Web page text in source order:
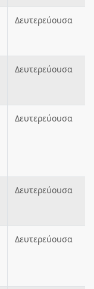
Δευτερεύουσα
Δευτερεύουσα
Δευτερεύουσα
Δευτερεύουσα
Δευτερεύουσα